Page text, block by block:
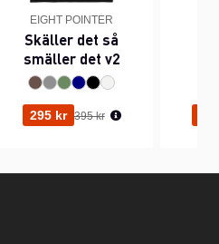
EIGHT POINTER
Skäller det så
smäller det v2
295 kr Ordinarie pris:
395 kr